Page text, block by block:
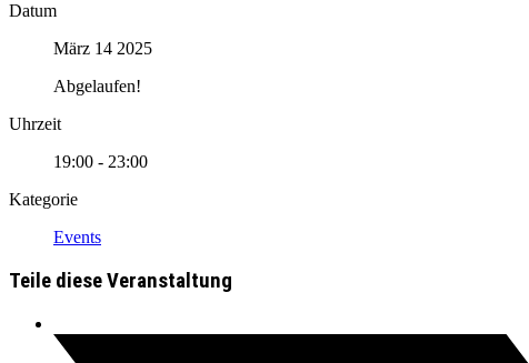
Datum
März 14 2025
Abgelaufen!
Uhrzeit
19:00 - 23:00
Kategorie
Events
Teile diese Veranstaltung